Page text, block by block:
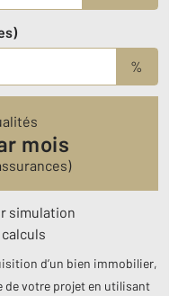
%
mois
simulation
d’un bien immobilier,
de votre projet en utilisant